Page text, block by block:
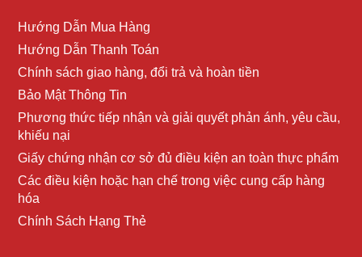
Hướng Dẫn Mua Hàng
Hướng Dẫn Thanh Toán
Chính sách giao hàng, đổi trả và hoàn tiền
Bảo Mật Thông Tin
Phương thức tiếp nhận và giải quyết phản ánh, yêu cầu,
khiếu nại
Giấy chứng nhận cơ sở đủ điều kiện an toàn thực phẩm
Các điều kiện hoặc hạn chế trong việc cung cấp hàng
hóa
Chính Sách Hạng Thẻ